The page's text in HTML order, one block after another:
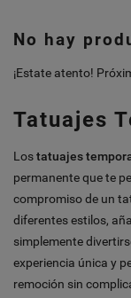
No hay
¡Estate atento!
Tatuajes
Lostatuajes
permanente que te
compromiso de un
diferentes estilos,
simplemente
experiencia única y
remoción sin